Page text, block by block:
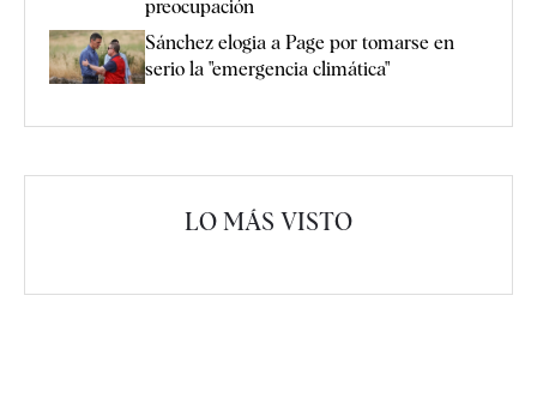
preocupación
Sánchez elogia a Page por tomarse en
serio la "emergencia climática"
LO MÁS VISTO